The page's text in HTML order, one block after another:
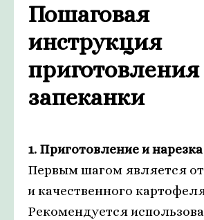
Пошаговая
инструкция
приготовления
запеканки
1. Приготовление и
Первым шагом является
и качественного
Рекомендуется